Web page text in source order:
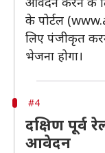
के पोर्टल
लिए पंजीकृत
भेजना होगा।
#4
दक्षिण पूर्व
आवेदन